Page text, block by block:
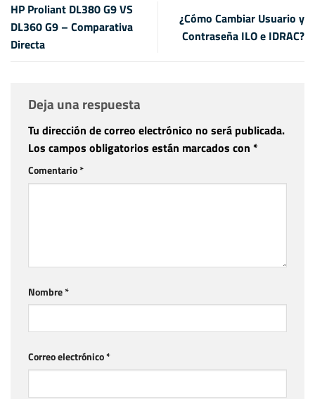
HP Proliant DL380 G9 VS
DL360 G9 – Comparativa
Directa
¿Cómo Cambiar Usuario y
Contraseña ILO e IDRAC?
Deja una respuesta
Tu dirección de correo electrónico no será publicada.
Los campos obligatorios están marcados con *
Comentario*
Nombre*
Correo electrónico*